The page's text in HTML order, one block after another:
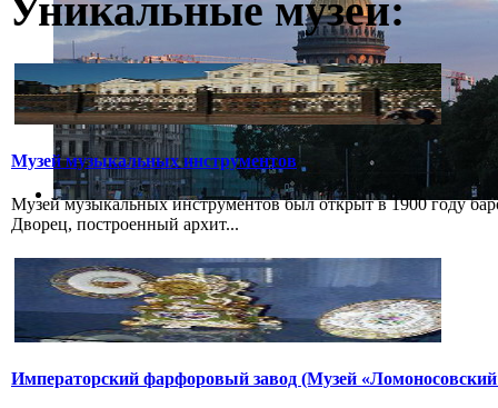
Уникальные музеи:
Музей музыкальных инструментов
Музей музыкальных инструментов был открыт в 1900 году
Дворец, построенный архит...
Императорский фарфоровый завод (Музей